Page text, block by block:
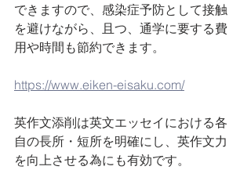
できますので、感染症予防として接触
を避けながら、且つ、通学に要する費
用や時間も節約できます。
https://www.eiken-eisaku.com/
英作文添削は英文エッセイにおける各
自の長所・短所を明確にし、英作文力
を向上させる為にも有効です。